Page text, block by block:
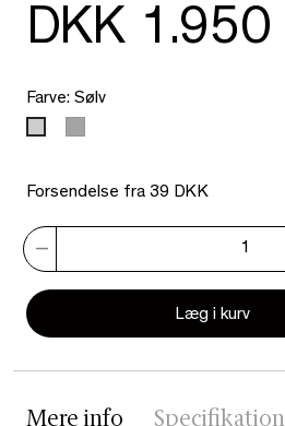
DKK 1.950
Farve: Sølv
Forsendelse fra 39 DKK
Læg i kurv
Mere info Specifikation